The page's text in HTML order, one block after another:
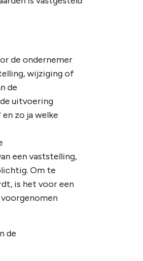
de ondernemer
wijziging of
de
uitvoering
zo ja welke
een vaststelling,
Om te
is het voor een
de